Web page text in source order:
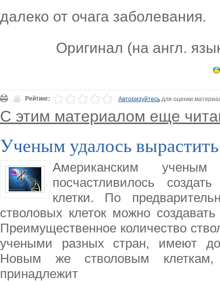
далеко от очага заболевания.
Оригинал (на англ.
Рейтинг: Авторизуйтесьдля оценки
С этим материалом еще
Ученым удалось
Американским ученым
посчастливилось
клетки. По
стволовых клеток можно
Преимущественное количество
учеными разных стран, имеют
Новым же стволовым
принадлежит